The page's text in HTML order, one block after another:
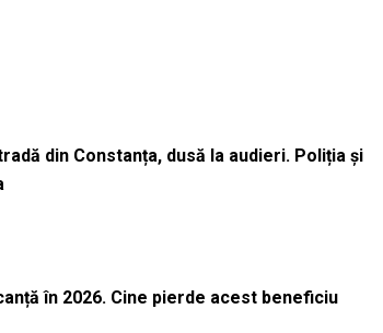
din Constanța, dusă la audieri. Poliția și
în 2026. Cine pierde acest beneficiu